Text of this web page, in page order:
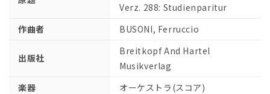
量
減
す
Verz. 288: Studienparitur
作曲者
BUSONI, Ferruccio
出版社
Breitkopf And Hartel
Musikverlag
楽器
オーケストラ(スコア)